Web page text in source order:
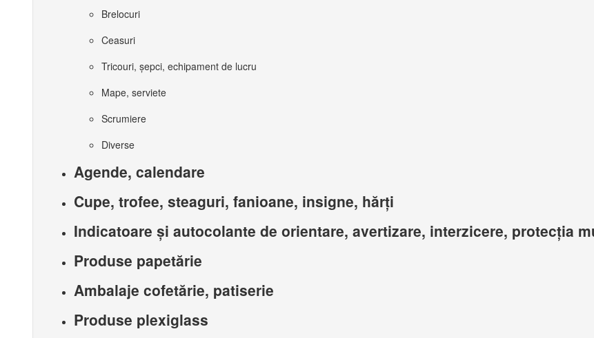
Brelocuri
Ceasuri
Tricouri, șepci, echipament de lucru
Mape, serviete
Scrumiere
Diverse
Agende, calendare
Cupe, trofee, steaguri, fanioane, insigne, hărți
Indicatoare și autocolante de orientare, avertizare, interzicere, protecția
Produse papetărie
Ambalaje cofetărie, patiserie
Produse plexiglass